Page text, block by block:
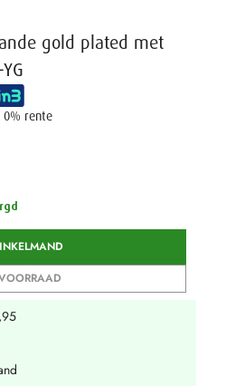
gold plated met
0% rente